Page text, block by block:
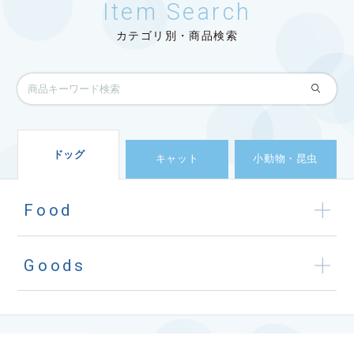
Item Search
カテゴリ別・商品検索
ドッグ キャット 小動物・昆虫
Food
Goods